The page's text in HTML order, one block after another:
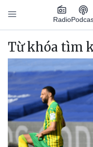
Nhảy đến nội dung
Radio
Main navigation
Từ khóa tìm